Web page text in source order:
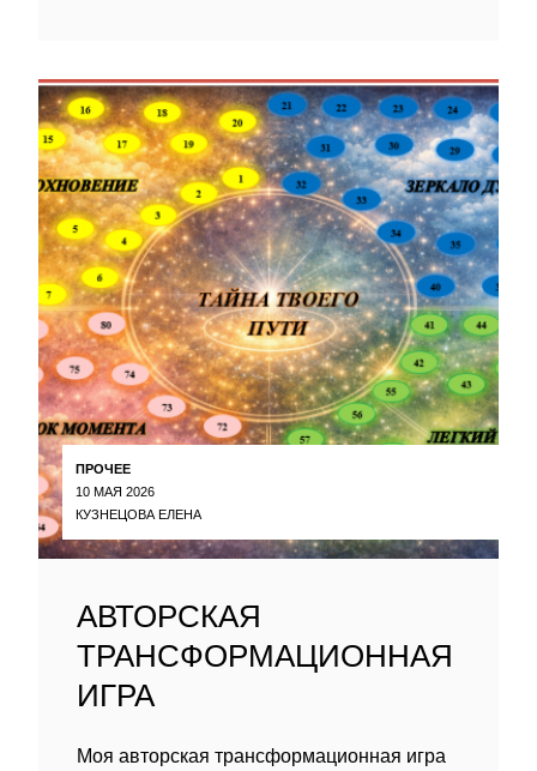
ПРОЧЕЕ
10 МАЯ 2026
КУЗНЕЦОВА ЕЛЕНА
АВТОРСКАЯ
ТРАНСФОРМАЦИОННАЯ
ИГРА
Моя авторская трансформационная игра